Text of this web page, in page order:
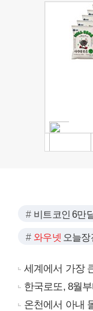
비트코인 6만
와우넷 오늘장
세계에서 가장
한국로또, 8월
온천에서 아내